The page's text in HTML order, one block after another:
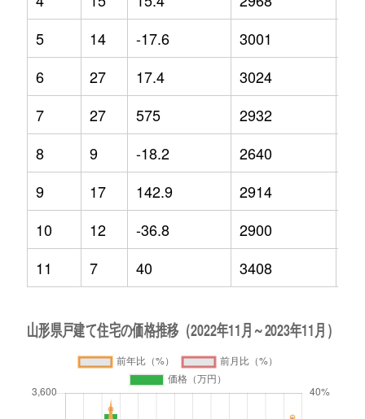
5
14 -17.6 3001
6
27 17.4 3024
7
27 575 2932
8
9 -18.2 2640
9
17 142.9 2914
10
12 -36.8 2900
11
7 40 3408